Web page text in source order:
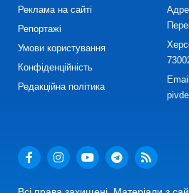
Реклама на сайті
Репортажі
Умови користування
Конфіденційність
Редакційна політика